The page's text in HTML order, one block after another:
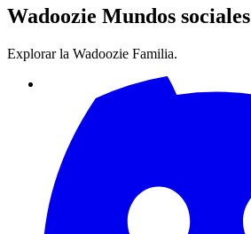
Wadoozie Mundos sociales
Explorar la Wadoozie Familia.